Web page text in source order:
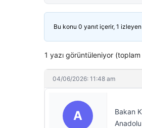
Bu konu 0 yanıt içerir, 1
1 yazı görüntüleniyor (toplam
04/06/2026: 11:48 am
A
Bakan